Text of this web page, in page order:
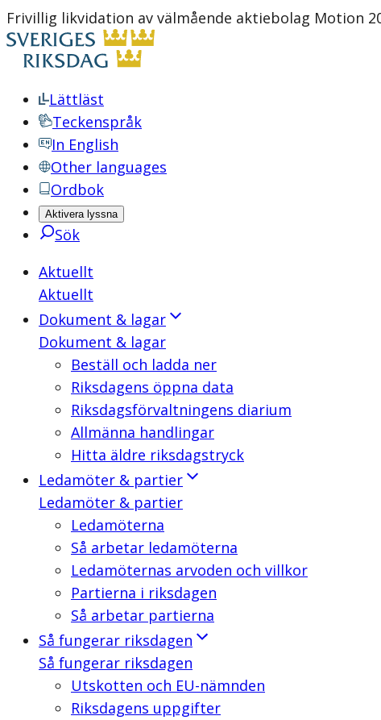
Frivillig likvidation av välmående aktiebolag Motion
Lättläst
Teckenspråk
In English
Other languages
Ordbok
Aktivera lyssna
Sök
Aktuellt
Aktuellt
Dokument & lagar
Dokument & lagar
Beställ och ladda ner
Riksdagens öppna data
Riksdagsförvaltningens diarium
Allmänna handlingar
Hitta äldre riksdagstryck
Ledamöter & partier
Ledamöter & partier
Ledamöterna
Så arbetar ledamöterna
Ledamöternas arvoden och villkor
Partierna i riksdagen
Så arbetar partierna
Så fungerar riksdagen
Så fungerar riksdagen
Utskotten och EU-nämnden
Riksdagens uppgifter